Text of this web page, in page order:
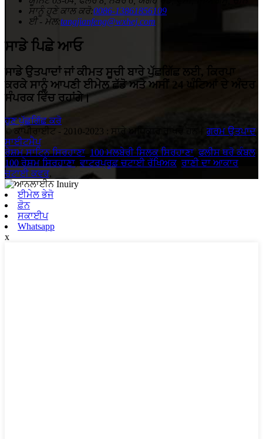
ਸਾਨੂੰ ਹੁਣੇ ਕਾਲ ਕਰੋ:0086-13861856109
ਈ - ਮੇਲ:tangjianfeng@wxhej.com
ਸਾਡੇ ਪਿਛੇ ਆਓ
ਸਾਡੇ ਉਤਪਾਦਾਂ ਜਾਂ ਕੀਮਤ ਸੂਚੀ ਬਾਰੇ ਪੁੱਛਗਿੱਛ ਲਈ, ਕਿਰਪਾ
ਕਰਕੇ ਸਾਨੂੰ ਆਪਣੀ ਈਮੇਲ ਛੱਡੋ ਅਤੇ ਅਸੀਂ 24 ਘੰਟਿਆਂ ਦੇ ਅੰਦਰ
ਸੰਪਰਕ ਵਿੱਚ ਰਹਾਂਗੇ।
ਹੁਣ ਪੁੱਛਗਿੱਛ ਕਰੋ
© ਕਾਪੀਰਾਈਟ - 2010-2023 : ਸਾਰੇ ਅਧਿਕਾਰ ਰਾਖਵੇਂ ਹਨ।
ਗਰਮ ਉਤਪਾਦ
ਸਾਈਟਮੈਪ
ਰੇਸ਼ਮ ਸਾਟਿਨ ਸਿਰਹਾਣਾ 100 ਮਲਬੇਰੀ ਸਿਲਕ ਸਿਰਹਾਣਾ ,ਫਲੀਸ ਥਰੋ ਕੰਬਲ
100 ਰੇਸ਼ਮ ਸਿਰਹਾਣਾ ਵਾਟਰਪ੍ਰੂਫ਼ ਚਟਾਈ ਰੱਖਿਅਕ, ਰਾਣੀ ਦਾ ਆਕਾਰ
ਚਟਾਈ ਕਵਰ,
ਈਮੇਲ ਭੇਜੋ
ਫ਼ੋਨ
ਸਕਾਈਪ
Whatsapp
x